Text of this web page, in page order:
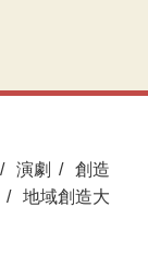
演劇
創造
地域創造大